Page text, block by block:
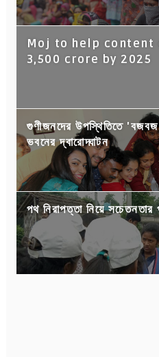
Moj to help content
3,500 crore by 2025
গুণীজনদের উপস্থিতিতে
ভবনের দ্বারোদ্ঘাটন
পথ নিরাপত্তা নিয়ে সচেতনতার